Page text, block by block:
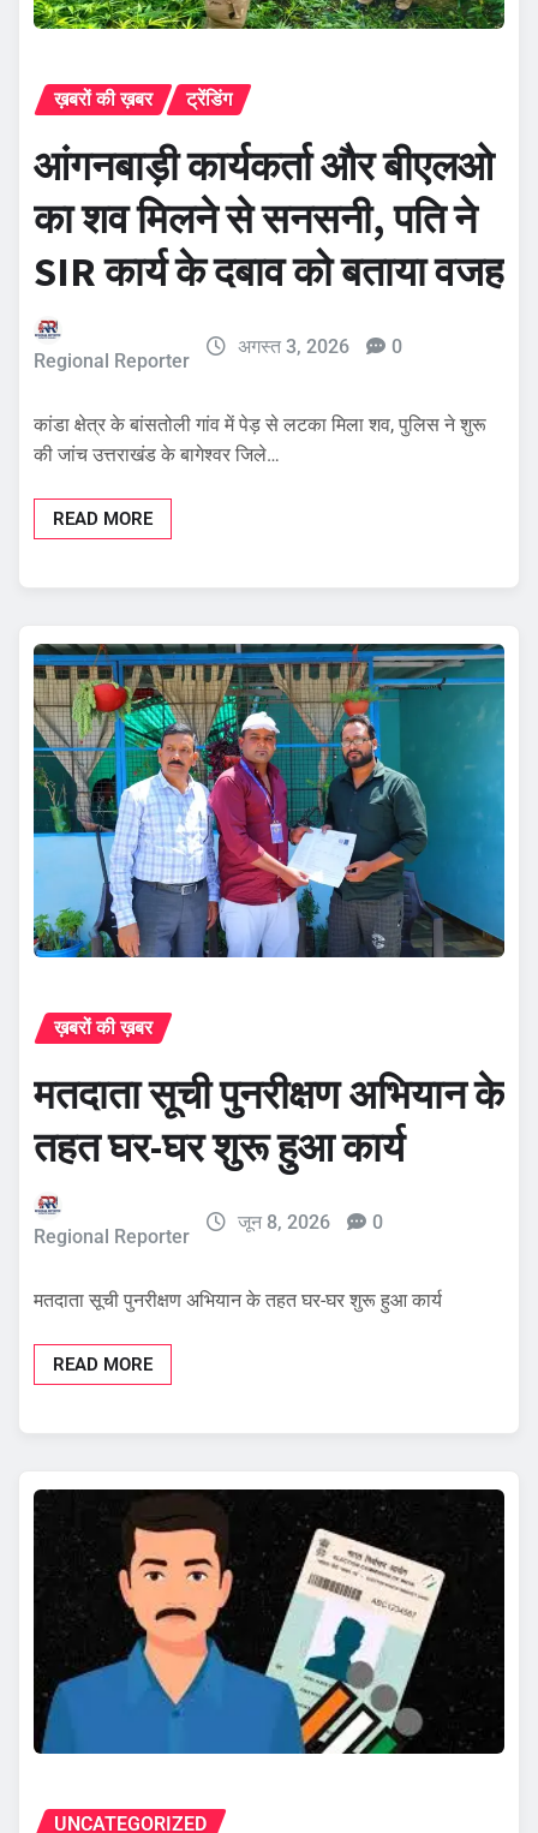
ख़बरों की ख़बर ट्रेंडिंग
आंगनबाड़ी कार्यकर्ता और बीएलओ
का शव मिलने से सनसनी, पति ने
SIR कार्य के दबाव को बताया वजह
Regional Reporter
अगस्त 3, 2026 0
कांडा क्षेत्र के बांसतोली गांव में पेड़ से लटका मिला शव, पुलिस ने शुरू
की जांच उत्तराखंड के बागेश्वर जिले…
READ MORE
ख़बरों की ख़बर
मतदाता सूची पुनरीक्षण अभियान के
तहत घर-घर शुरू हुआ कार्य
Regional Reporter
जून 8, 2026 0
मतदाता सूची पुनरीक्षण अभियान के तहत घर-घर शुरू हुआ कार्य
READ MORE
UNCATEGORIZED